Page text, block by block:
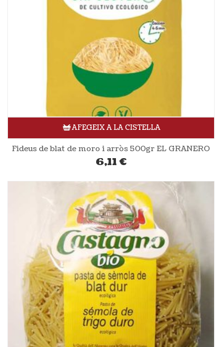
AFEGEIX A LA CISTELLA
Fideus de blat de moro i arròs 500gr EL GRANERO
6,11 €